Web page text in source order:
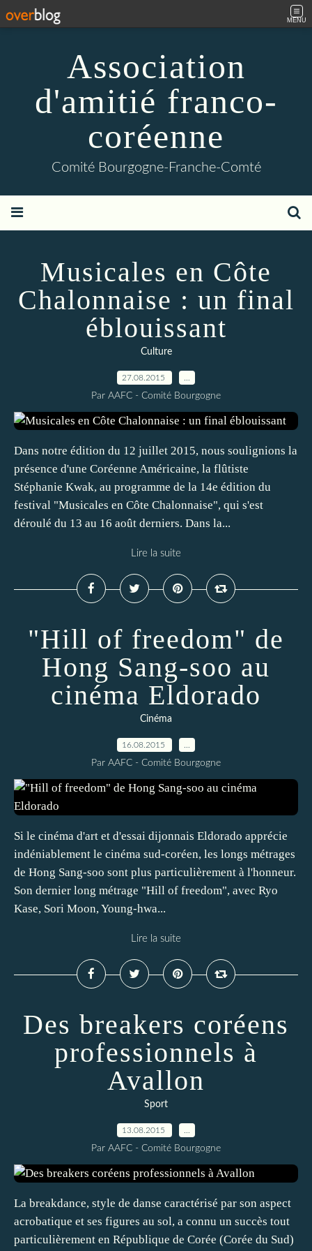
MENU
Association
d'amitié franco-
coréenne
Comité Bourgogne-Franche-Comté
Musicales en Côte
Chalonnaise : un final
éblouissant
Culture
27.08.2015
Par AAFC - Comité Bourgogne
Dans notre édition du 12 juillet 2015, nous soulignions la
présence d'une Coréenne Américaine, la flûtiste
Stéphanie Kwak, au programme de la 14e édition du
festival "Musicales en Côte Chalonnaise", qui s'est
déroulé du 13 au 16 août derniers. Dans la...
Lire la suite
"Hill of freedom" de
Hong Sang-soo au
cinéma Eldorado
Cinéma
16.08.2015
Par AAFC - Comité Bourgogne
Si le cinéma d'art et d'essai dijonnais Eldorado apprécie
indéniablement le cinéma sud-coréen, les longs métrages
de Hong Sang-soo sont plus particulièrement à l'honneur.
Son dernier long métrage "Hill of freedom", avec Ryo
Kase, Sori Moon, Young-hwa...
Lire la suite
Des breakers coréens
professionnels à
Avallon
Sport
13.08.2015
Par AAFC - Comité Bourgogne
La breakdance, style de danse caractérisé par son aspect
acrobatique et ses figures au sol, a connu un succès tout
particulièrement en République de Corée (Corée du Sud)